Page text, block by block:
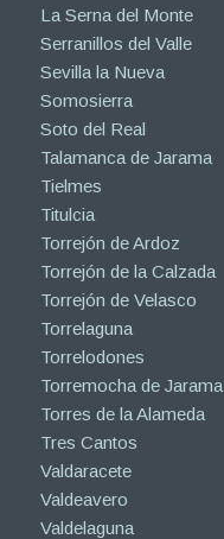
La Serna del Monte
Serranillos del Valle
Sevilla la Nueva
Somosierra
Soto del Real
Talamanca de Jarama
Tielmes
Titulcia
Torrejón de Ardoz
Torrejón de la Calzada
Torrejón de Velasco
Torrelaguna
Torrelodones
Torremocha de Jarama
Torres de la Alameda
Tres Cantos
Valdaracete
Valdeavero
Valdelaguna